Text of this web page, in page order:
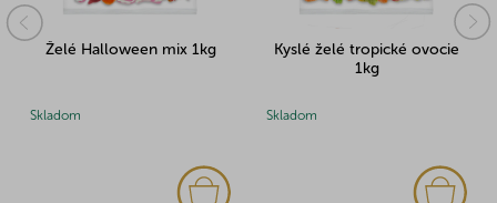
Kyslé želé tropické ovocie
Skladom
Želé mini vajíčka 1kg
Skladom